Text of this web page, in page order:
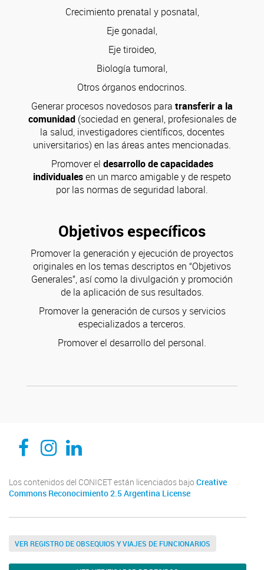
Crecimiento prenatal y posnatal,
Eje gonadal,
Eje tiroideo,
Biología tumoral,
Otros órganos endocrinos.
Generar procesos novedosos para transferir a la
comunidad(sociedad en general, profesionales de
la salud, investigadores científicos, docentes
universitarios) en las áreas antes mencionadas.
Promover el desarrollo de capacidades
individualesen un marco amigable y de respeto
por las normas de seguridad laboral.
Objetivos específicos
Promover la generación y ejecución de proyectos
originales en los temas descriptos en “Objetivos
Generales”, así como la divulgación y promoción
de la aplicación de sus resultados.
Promover la generación de cursos y servicios
especializados a terceros.
Promover el desarrollo del personal.
CEDIE, Centro de Investigaciones Endocrinológicas Dr. César Bergadá
CEDIE, Centro de Investigaciones Endocrinológicas Dr. César Bergadá
CEDIE, Centro de Investigaciones Endocrinológicas Dr. César Bergadá
Los contenidos del CONICET están licenciados bajo Creative
Commons Reconocimiento 2.5 Argentina License
VER REGISTRO DE OBSEQUIOS Y VIAJES DE FUNCIONARIOS